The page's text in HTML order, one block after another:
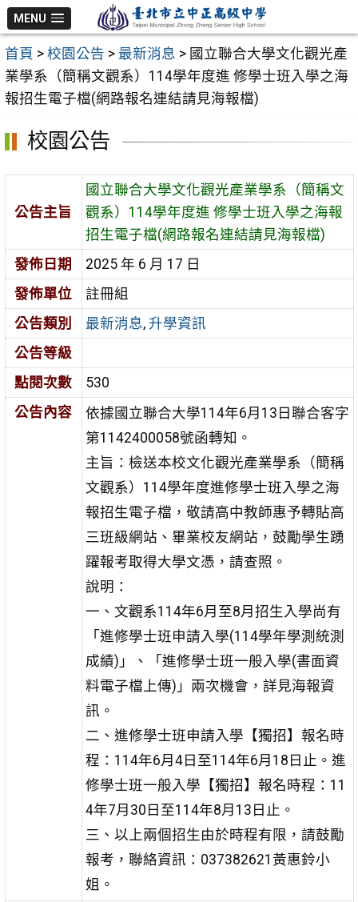
跳
至
主
要
內
MENU
首頁 > 校園公告 > 最新消息 > 國立聯合大學文化觀光產
業學系（簡稱文觀系）114學年度進 修學士班入學之海
報招生電子檔(網路報名連結請見海報檔)
校園公告
公告主旨
國立聯合大學文化觀光產業學系（簡稱文
觀系）114學年度進 修學士班入學之海報
招生電子檔(網路報名連結請見海報檔)
發佈日期
2025 年 6 月 17 日
發佈單位
註冊組
公告類別
最新消息, 升學資訊
公告等級
點閱次數
530
公告內容
依據國立聯合大學114年6月13日聯合客字
第1142400058號函轉知。
主旨：檢送本校文化觀光產業學系（簡稱
文觀系）114學年度進修學士班入學之海
報招生電子檔，敬請高中教師惠予轉貼高
三班級網站、畢業校友網站，鼓勵學生踴
躍報考取得大學文憑，請查照。
說明：
一、文觀系114年6月至8月招生入學尚有
「進修學士班申請入學(114學年學測統測
成績)」、「進修學士班一般入學(書面資
料電子檔上傳)」兩次機會，詳見海報資
訊。
二、進修學士班申請入學【獨招】報名時
程：114年6月4日至114年6月18日止。進
修學士班一般入學【獨招】報名時程：11
4年7月30日至114年8月13日止。
三、以上兩個招生由於時程有限，請鼓勵
報考，聯絡資訊：037382621黃惠鈴小
姐。